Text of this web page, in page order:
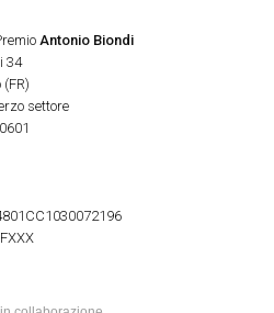
Antonio Biondi
34
settore